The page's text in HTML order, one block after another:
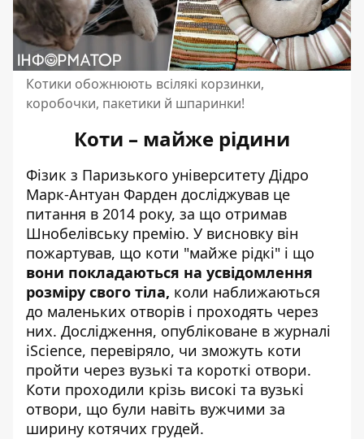
Котики обожнюють всілякі корзинки,
коробочки, пакетики й шпаринки!
Коти – майже рідини
Фізик з Паризького університету Дідро
Марк-Антуан Фарден досліджував це
питання в 2014 року, за що отримав
Шнобелівську премію. У висновку він
пожартував, що коти "майже рідкі" і що
вони покладаються на усвідомлення
розміру свого тіла, коли наближаються
до маленьких отворів і проходять через
них. Дослідження, опубліковане в журналі
iScience, перевіряло, чи зможуть коти
пройти через вузькі та короткі отвори.
Коти проходили крізь високі та вузькі
отвори, що були навіть вужчими за
ширину котячих грудей.